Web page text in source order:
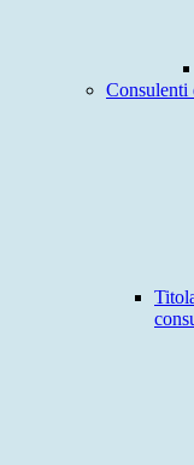
Consulenti